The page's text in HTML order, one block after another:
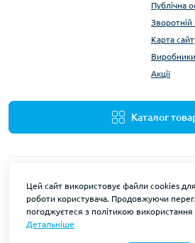
Публічна
Зворотній
Карта
Виробники
Акції
Каталог
Цей сайт використовує файли cookies
роботи користувача. Продовжуючи
погоджуєтеся з політикою
Детальніше